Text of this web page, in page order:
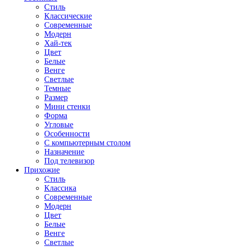
Стиль
Классические
Современные
Модерн
Хай-тек
Цвет
Белые
Венге
Светлые
Темные
Размер
Мини стенки
Форма
Угловые
Особенности
С компьютерным столом
Назначение
Под телевизор
Прихожие
Стиль
Классика
Современные
Модерн
Цвет
Белые
Венге
Светлые